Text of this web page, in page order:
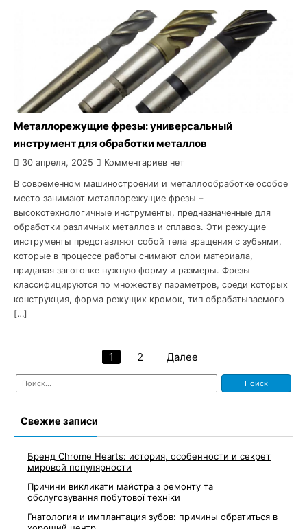
Металлорежущие фрезы: универсальный
инструмент для обработки металлов
30 апреля, 2025 Комментариев нет
В современном машиностроении и металлообработке особое
место занимают металлорежущие фрезы –
высокотехнологичные инструменты, предназначенные для
обработки различных металлов и сплавов. Эти режущие
инструменты представляют собой тела вращения с зубьями,
которые в процессе работы снимают слои материала,
придавая заготовке нужную форму и размеры. Фрезы
классифицируются по множеству параметров, среди которых
конструкция, форма режущих кромок, тип обрабатываемого
[…]
Навигация
по
1 2 Далее
Найти:
Свежие записи
Бренд Chrome Hearts: история, особенности и секрет
мировой популярности
Причини викликати майстра з ремонту та
обслуговування побутової техніки
Гнатология и имплантация зубов: причины обратиться в